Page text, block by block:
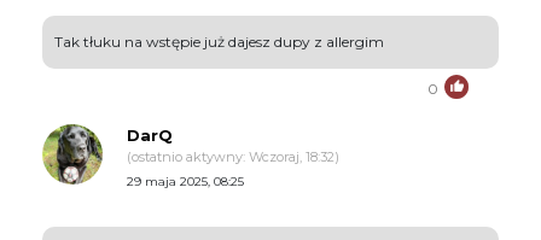
Tak tłuku na wstępie już dajesz dupy z allergim
0
DarQ
(ostatnio aktywny: Wczoraj, 18:32)
29 maja 2025, 08:25